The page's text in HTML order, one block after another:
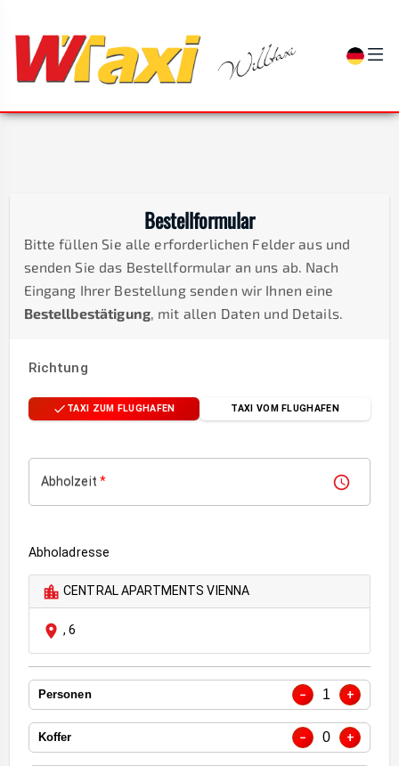
Bestellformular
Bitte füllen Sie alle erforderlichen Felder aus und
senden Sie das Bestellformular an uns ab. Nach
Eingang Ihrer Bestellung senden wir Ihnen eine
Bestellbestätigung, mit allen Daten und Details.
Richtung
TAXI ZUM FLUGHAFEN TAXI VOM FLUGHAFEN
Abholzeit *
Abholadresse
CENTRAL APARTMENTS VIENNA
,6
Personen − 1 +
Koffer − 0 +